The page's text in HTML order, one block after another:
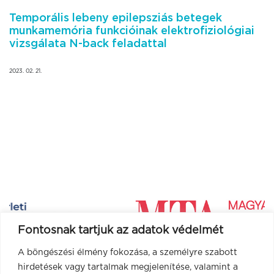
Fontosnak tartjuk az adatok védelmét
A böngészési élmény fokozása, a személyre szabott
hirdetések vagy tartalmak megjelenítése, valamint a
Temporális lebeny epilepsziás betegek
munkamemória funkcióinak elektrofiziológiai
vizsgálata N-back feladattal
2023. 02. 21.